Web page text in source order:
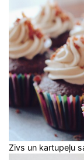
Zivs un kartupeļu